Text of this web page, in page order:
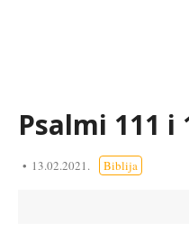
Psalmi 111
13.02.2021. Biblija